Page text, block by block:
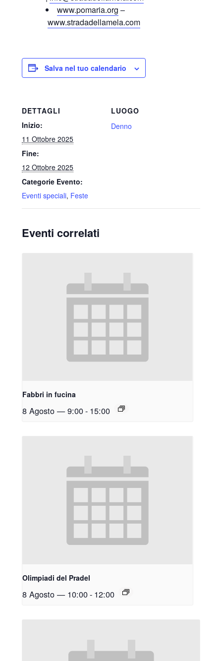
www.pomaria.org –
www.stradadellamela.com
Salva nel tuo calendario
DETTAGLI
Inizio:
11 Ottobre 2025
Fine:
12 Ottobre 2025
Categorie Evento:
Eventi speciali, Feste
LUOGO
Denno
Eventi correlati
Fabbri in fucina
8 Agosto — 9:00- 15:00
Olimpiadi del Pradel
8 Agosto — 10:00- 12:00